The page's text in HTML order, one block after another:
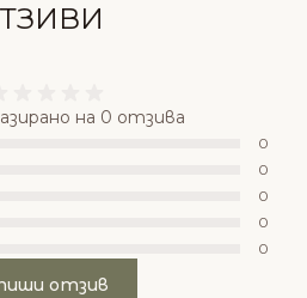
на 0 отзива
0
0
0
0
0
отзив